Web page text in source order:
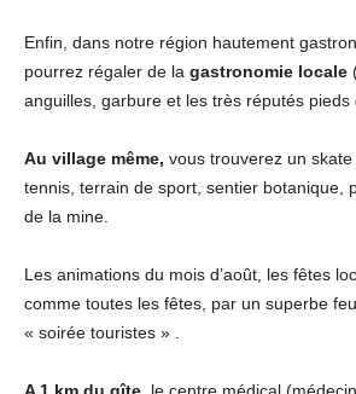
Enfin, dans notre région hautement
pourrez régaler de la gastronomie locale
anguilles, garbure et les très réputés pieds
Au village même, vous trouverez un
tennis, terrain de sport, sentier botanique,
de la mine.
Les animations du mois d’août, les fêtes
comme toutes les fêtes, par un superbe
« soirée touristes » .